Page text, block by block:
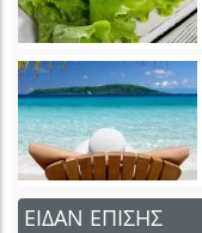
ΕΙΔΑΝ ΕΠΙΣΗΣ